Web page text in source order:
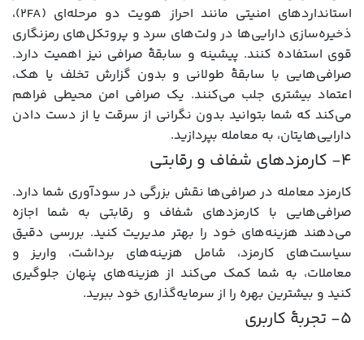
استانداردهای امنیتی مانند احراز هویت دو مرحله‌ای (2FA)،
ذخیره‌سازی دارایی‌ها در ولت‌های سرد و پروتکل‌های رمزنگاری
قوی استفاده کنند. پیشینه و سابقۀ صرافی نیز اهمیت دارد.
صرافی‌هایی با سابقۀ طولانی و بدون گزارش تخلف یا هک،
اعتماد بیشتری جلب می‌کنند. یک صرافی امن محیطی فراهم
می‌کند که شما بتوانید بدون نگرانی از سرقت یا از دست دادن
دارایی‌هایتان، به معامله بپردازید.
۴- کارمزدهای شفاف و رقابتی
کارمزد معامله در صرافی‌ها نقش بزرگی در سودآوری شما دارد.
صرافی‌هایی با کارمزدهای شفاف و رقابتی به شما اجازه
می‌دهند هزینه‌های خود را بهتر مدیریت کنید. بررسی دقیق
سیاست‌های کارمزد، شامل هزینه‌های برداشت، واریز و
معاملات، به شما کمک می‌کند از هزینه‌های پنهان جلوگیری
کنید و بیشترین بهره را از سرمایه‌گذاری خود ببرید.
۵- تجربۀ کاربری